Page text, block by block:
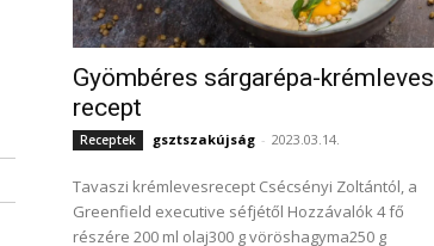
Gyömbéres sárgarépa-krémleves
recept
Receptek gsztszakújság - 2023.03.14.
Tavaszi krémlevesrecept Csécsényi Zoltántól, a
Greenfield executive séfjétől Hozzávalók 4 fő
részére 200 ml olaj300 g vöröshagyma250 g